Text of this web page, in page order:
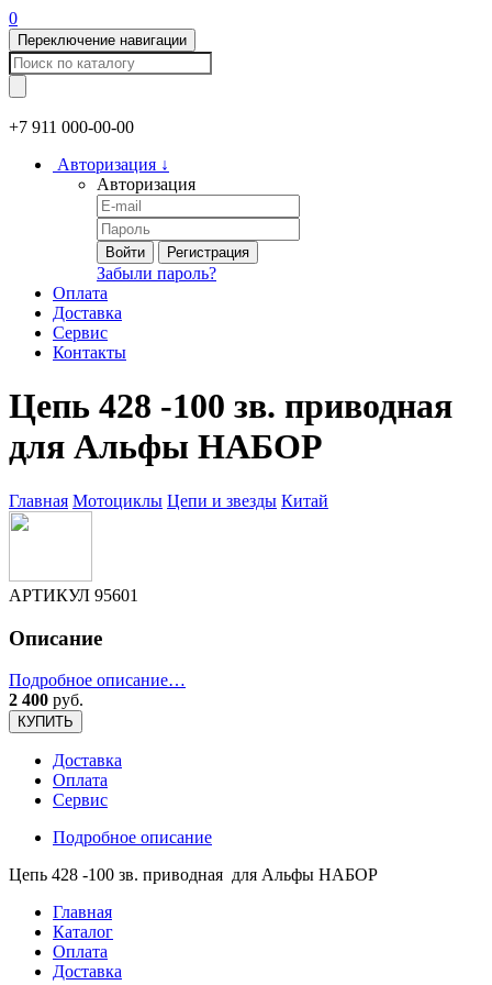
0
Переключение навигации
+7 911 000-00-00
Авторизация ↓
Авторизация
Войти Регистрация
Забыли пароль?
Оплата
Доставка
Сервис
Контакты
Цепь 428 -100 зв. приводная
для Альфы НАБОР
Главная Мотоциклы Цепи и звезды Китай
АРТИКУЛ 95601
Описание
Подробное описание…
2 400 руб.
КУПИТЬ
Доставка
Оплата
Сервис
Подробное описание
Цепь 428 -100 зв. приводная для Альфы НАБОР
Главная
Каталог
Оплата
Доставка